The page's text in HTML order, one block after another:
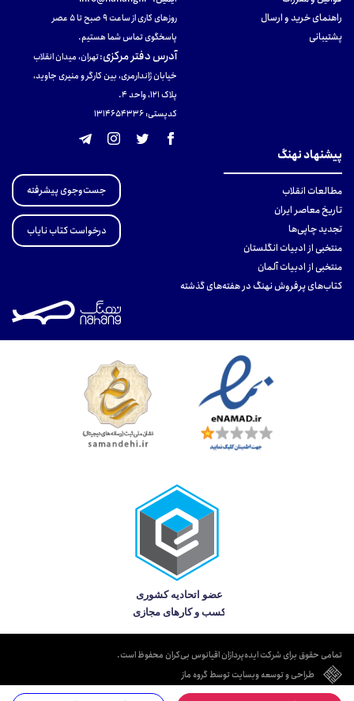
راهنمای خرید و ارسال
پشتیبانی
روزهای کاری از ساعت ۹ صبح تا ۵ عصر
پاسخگوی تماس شما هستیم.
آدرس دفتر مرکزی:تهران، میدان انقلاب
خیابان ژاندارمری، بین کارگر و منیری جاوید،
پلاک 121، واحد ۴.
کدپستی: 131465433۶
پیشنهاد نهنگ
مطالعات انقلاب
تاریخ معاصر ایران
تجدید چاپی‌ها
منتخبی از ادبیات انگلستان
منتخبی از ادبیات آلمان
کتاب‌های پرفروش نهنگ در هفته‌های گذشته
جست‌وجوی پیشرفته
درخواست کتاب نایاب
تمامی حقوق برای شرکت ایده‌پردازان اقیانوس بی‌کران محفوظ است.
طراحی و توسعه وبسایت توسط گروه ماز